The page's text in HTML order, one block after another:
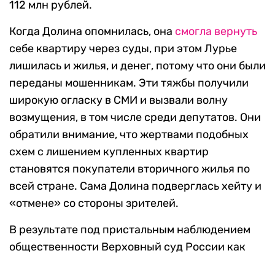
112 млн рублей.
Когда Долина опомнилась, она смогла вернуть
себе квартиру через суды, при этом Лурье
лишилась и жилья, и денег, потому что они были
переданы мошенникам. Эти тяжбы получили
широкую огласку в СМИ и вызвали волну
возмущения, в том числе среди депутатов. Они
обратили внимание, что жертвами подобных
схем с лишением купленных квартир
становятся покупатели вторичного жилья по
всей стране. Сама Долина подверглась хейту и
«отмене» со стороны зрителей.
В результате под пристальным наблюдением
общественности Верховный суд России как